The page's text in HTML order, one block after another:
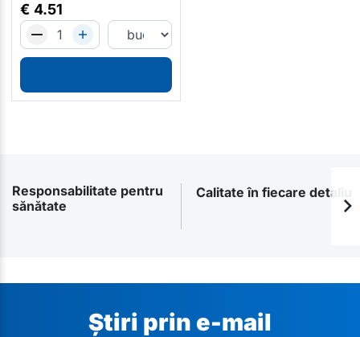
€ 4.51
Responsabilitate pentru
sănătate
Calitate în fiecare detaliu
Știri prin e-mail